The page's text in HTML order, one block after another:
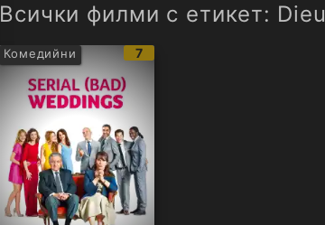
Всички филми с етикет: Dieu
Комедийни
IMDb
7